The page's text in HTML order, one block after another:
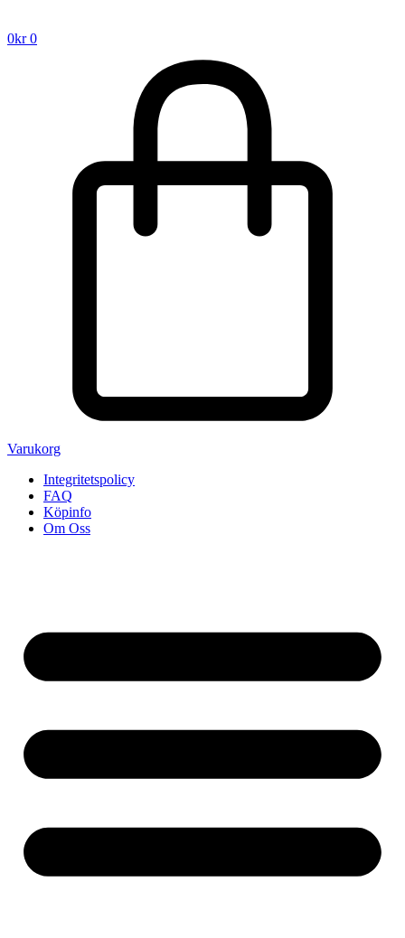
0kr 0
Varukorg
Integritetspolicy
FAQ
Köpinfo
Om Oss